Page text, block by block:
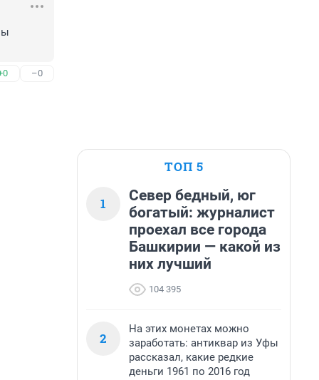
–0
ТОП 5
1
Север бедный, юг
богатый: журналист
проехал все города
Башкирии — какой из
них лучший
104 395
2
На этих монетах можно
заработать: антиквар из Уфы
рассказал, какие редкие
деньги 1961 по 2016 год